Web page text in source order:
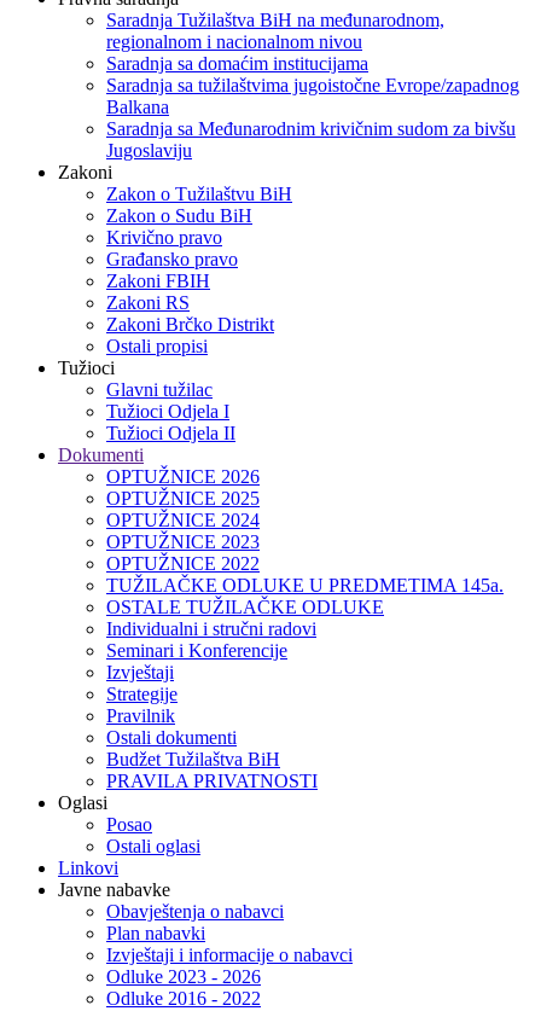
Saradnja Tužilaštva BiH na međunarodnom,
regionalnom i nacionalnom nivou
Saradnja sa domaćim institucijama
Saradnja sa tužilaštvima jugoistočne Evrope/zapadnog
Balkana
Saradnja sa Međunarodnim krivičnim sudom za bivšu
Jugoslaviju
Zakoni
Zakon o Тužilaštvu BiH
Zakon o Sudu BiH
Krivično pravo
Građansko pravo
Zakoni FBIH
Zakoni RS
Zakoni Brčko Distrikt
Ostali propisi
Tužioci
Glavni tužilac
Tužioci Odjela I
Tužioci Odjela II
Dokumenti
OPTUŽNICE 2026
OPTUŽNICE 2025
OPTUŽNICE 2024
OPTUŽNICE 2023
OPTUŽNICE 2022
TUŽILAČKE ODLUKE U PREDMETIMA 145a.
OSTALE TUŽILAČKE ODLUKE
Individualni i stručni radovi
Seminari i Konferencije
Izvještaji
Strategije
Pravilnik
Ostali dokumenti
Budžet Tužilaštva BiH
PRAVILA PRIVATNOSTI
Oglasi
Posao
Ostali oglasi
Linkovi
Javne nabavke
Obavještenja o nabavci
Plan nabavki
Izvještaji i informacije o nabavci
Odluke 2023 - 2026
Odluke 2016 - 2022